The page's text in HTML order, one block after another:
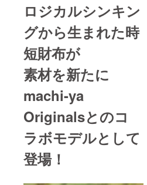
ロジカルシンキン
グから生まれた時
短財布が
素材を新たに
machi-ya
Originalsとのコ
ラボモデルとして
登場！